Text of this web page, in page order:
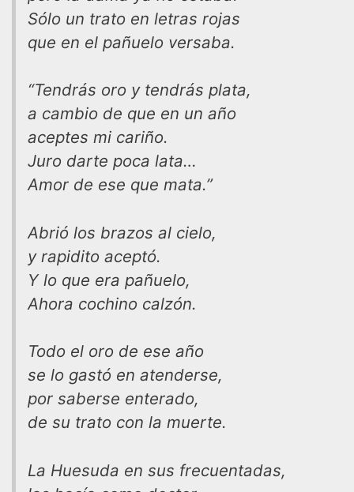
Sólo un trato en letras rojas
que en el pañuelo versaba.
“Tendrás oro y tendrás plata,
a cambio de que en un año
aceptes mi cariño.
Juro darte poca lata…
Amor de ese que mata.”
Abrió los brazos al cielo,
y rapidito aceptó.
Y lo que era pañuelo,
Ahora cochino calzón.
Todo el oro de ese año
se lo gastó en atenderse,
por saberse enterado,
de su trato con la muerte.
La Huesuda en sus frecuentadas,